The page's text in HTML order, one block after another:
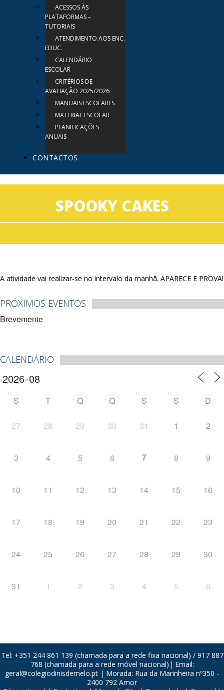
ACESSOS ÀS
PLATAFORMAS –
TUTORIAIS
ATENDIMENTO AOS ENC.
EDUC.
CALENDÁRIO
ESCOLAR
CRITÉRIOS DE
AVALIAÇÃO 2025/2026
MANUAIS ESCOLARES
MATERIAL ESCOLAR
PLANIFICAÇÕES
ANUAIS
CONTACTOS
SPOOKY CAKES
A atividade vai realizar-se no intervalo da manhã. APARECE E PROVA!
PRÓXIMOS EVENTOS
Brevemente
CALENDÁRIO
S T Q Q S S D
27 28 29 30 31 1 2
3 4 5 6 7 8 9
10 11 12 13 14 15 16
17 18 19 20 21 22 23
24 25 26 27 28 29 30
31 1 2 3 4 5 6
Tel: +351 244 861 139 (chamada para a rede fixa nacional) / 917 887
768 (chamada para a rede móvel nacional)| Email:
geral@colegiodinisdemelo.pt | Morada: Rua da Marinheira nº350 -
2400 792 Amor